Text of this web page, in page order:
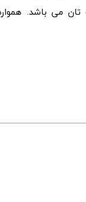
می باشد.